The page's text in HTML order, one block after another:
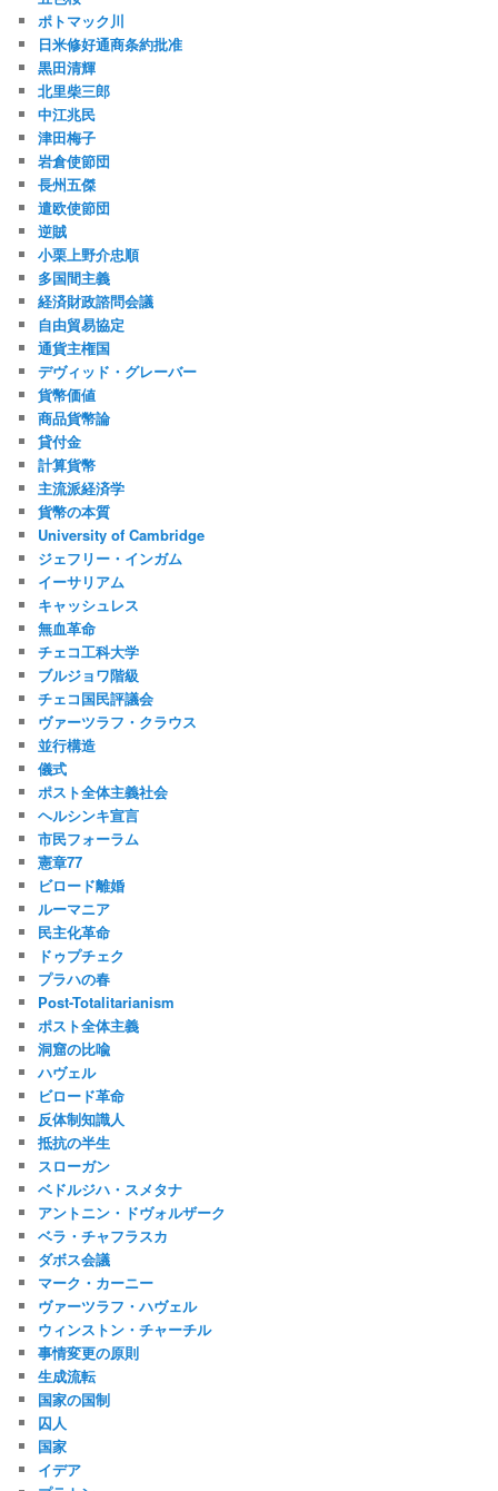
ポトマック川
日米修好通商条約批准
黒田清輝
北里柴三郎
中江兆民
津田梅子
岩倉使節団
長州五傑
遣欧使節団
逆賊
小栗上野介忠順
多国間主義
経済財政諮問会議
自由貿易協定
通貨主権国
デヴィッド・グレーバー
貨幣価値
商品貨幣論
貸付金
計算貨幣
主流派経済学
貨幣の本質
University of Cambridge
ジェフリー・インガム
イーサリアム
キャッシュレス
無血革命
チェコ工科大学
ブルジョワ階級
チェコ国民評議会
ヴァーツラフ・クラウス
並行構造
儀式
ポスト全体主義社会
ヘルシンキ宣言
市民フォーラム
憲章77
ビロード離婚
ルーマニア
民主化革命
ドゥプチェク
プラハの春
Post-Totalitarianism
ポスト全体主義
洞窟の比喩
ハヴェル
ビロード革命
反体制知識人
抵抗の半生
スローガン
ベドルジハ・スメタナ
アントニン・ドヴォルザーク
ベラ・チャフラスカ
ダボス会議
マーク・カーニー
ヴァーツラフ・ハヴェル
ウィンストン・チャーチル
事情変更の原則
生成流転
国家の国制
囚人
国家
イデア